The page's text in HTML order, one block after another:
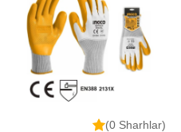
(0 Sharhlar)